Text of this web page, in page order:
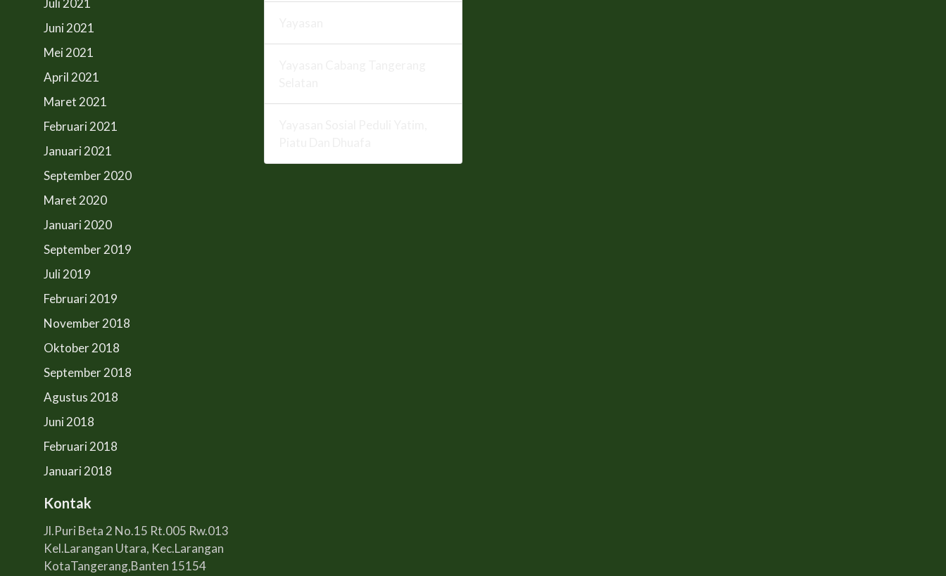
Juli 2021
Juni 2021
Mei 2021
April 2021
Maret 2021
Februari 2021
Januari 2021
September 2020
Maret 2020
Januari 2020
September 2019
Juli 2019
Februari 2019
November 2018
Oktober 2018
September 2018
Agustus 2018
Juni 2018
Februari 2018
Januari 2018
Kontak
Jl.Puri Beta 2 No.15 Rt.005 Rw.013
Kel.Larangan Utara, Kec.Larangan
KotaTangerang,Banten 15154